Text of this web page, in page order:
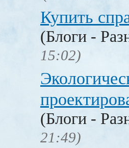
Купить
(Блоги -
15:02)
(Блоги -
21:49)